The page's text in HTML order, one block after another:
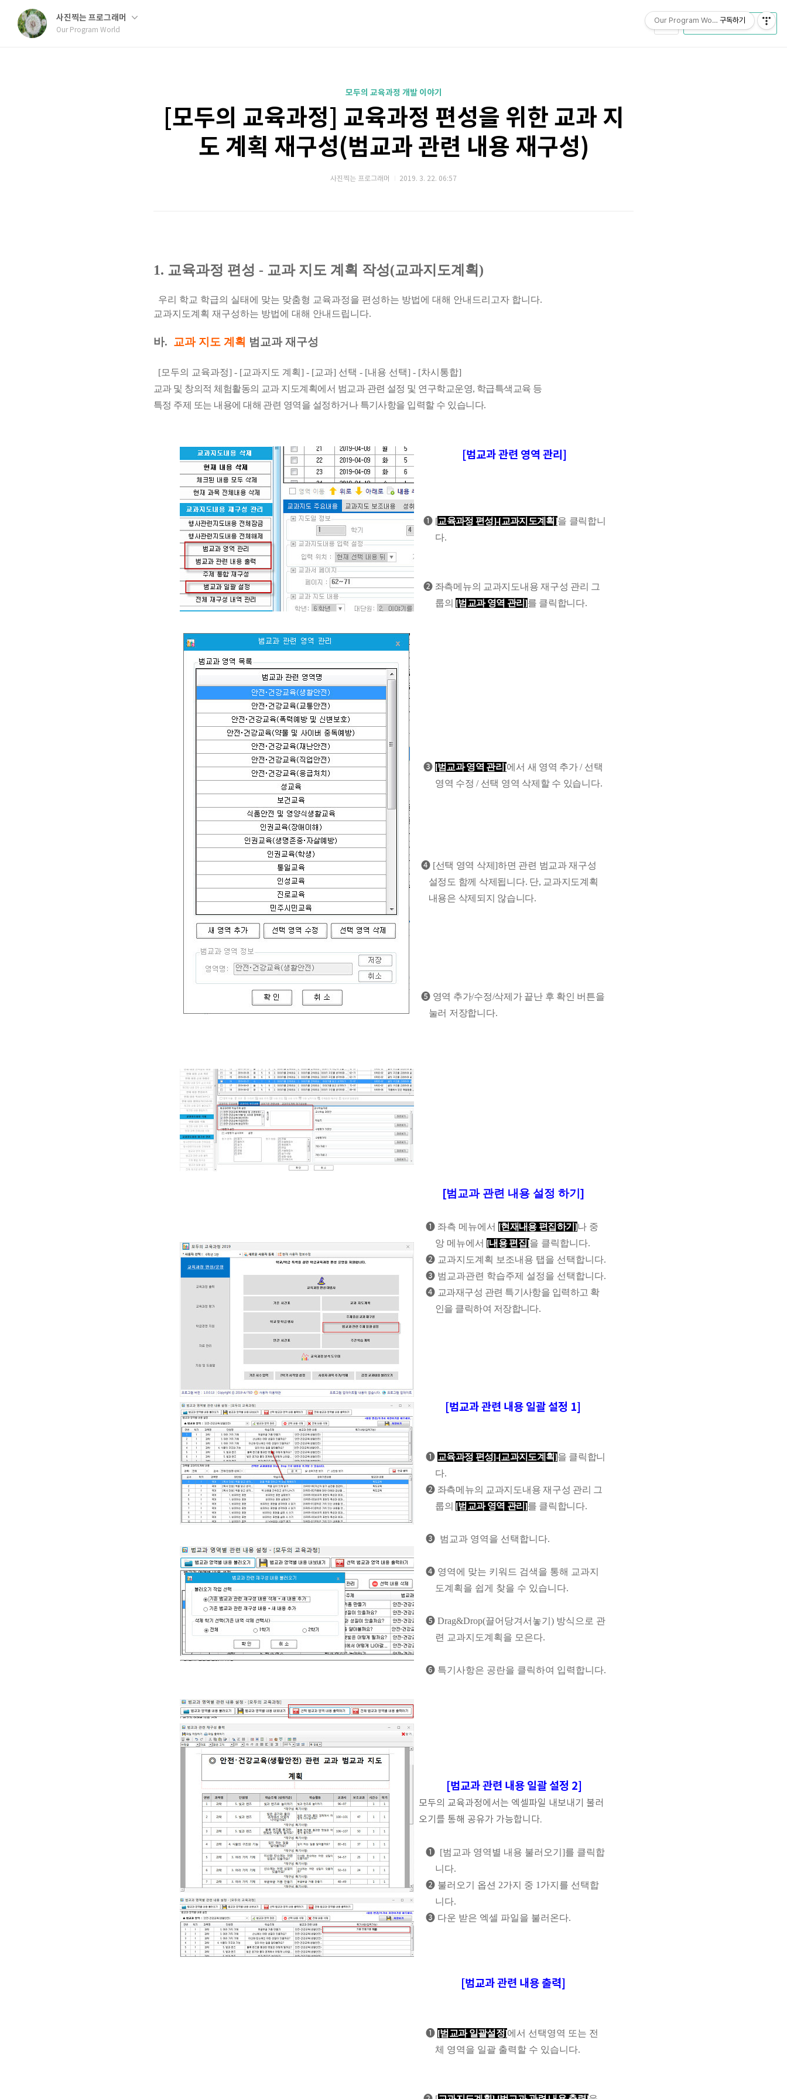
사진찍는 프로그래머
Our Program World
CATEGORY
모두의 교육과정 개발 이야기
[모두의 교육과정] 교육과정 편성을 위한 교과 지
도 계획 재구성(범교과 관련 내용 재구성)
사진찍는 프로그래머 2019. 3. 22. 06:57
1. 교육과정 편성 - 교과 지도 계획 작성(교과지도계획)
우리 학교 학급의 실태에 맞는 맞춤형 교육과정을 편성하는 방법에 대해 안내드리고자 합니다.
교과지도계획 재구성하는 방법에 대해 안내드립니다.
바. 교과 지도 계획 범교과 재구성
[모두의 교육과정] - [교과지도 계획] - [교과] 선택 - [내용 선택] - [차시통합]
교과 및 창의적 체험활동의 교과 지도계획에서 범교과 관련 설정 및 연구학교운영, 학급특색교육 등
특정 주제 또는 내용에 대해 관련 영역을 설정하거나 특기사항을 입력할 수 있습니다.
[범교과 관련 영역 관리]
❶ [교육과정 편성]-[교과지도계획]을 클릭합니
다.
❷ 좌측메뉴의 교과지도내용 재구성 관리 그
룹의 [범교과 영역 관리]를 클릭합니다.
❸ [범교과 영역 관리]에서 새 영역 추가/ 선택
영역 수정/ 선택 영역 삭제할 수 있습니다.
❹ [선택 영역 삭제]하면 관련 범교과 재구성
설정도 함께 삭제됩니다. 단, 교과지도계획
내용은 삭제되지 않습니다.
❺ 영역 추가/수정/삭제가 끝난 후 확인 버튼을
눌러 저장합니다.
[범교과 관련 내용 설정 하기]
❶ 좌측 메뉴에서 [현재내용 편집하기]나 중
앙 메뉴에서 [내용 편집]을 클릭합니다.
❷ 교과지도계획 보조내용 탭을 선택합니다.
❸ 범교과관련 학습주제 설정을 선택합니다.
❹ 교과재구성 관련 특기사항을 입력하고 확
인을 클릭하여 저장합니다.
[범교과 관련 내용 일괄 설정 1]
❶ 교육과정 편성]-[교과지도계획]을 클릭합니
다.
❷ 좌측메뉴의 교과지도내용 재구성 관리 그
룹의 [범교과 영역 관리]를 클릭합니다.
❸ 범교과 영역을 선택합니다.
❹ 영역에 맞는 키워드 검색을 통해 교과지
도계획을 쉽게 찾을 수 있습니다.
❺ Drag&Drop(끌어당겨서놓기 ) 방식으로 관
련 교과지도계획을 모은다.
❻ 특기사항은 공란을 클릭하여 입력합니다.
[범교과 관련 내용 일괄 설정 2]
모두의 교육과정에서는 엑셀파일 내보내기 불러
오기를 통해 공유가 가능합니다.
❶ [범교과 영역별 내용 불러오기 ]를 클릭합
니다.
❷ 불러오기 옵션 2가지 중 1 가지를 선택합
니다.
❸ 다운 받은 엑셀 파일을 불러온다.
[범교과 관련 내용 출력]
❶ [범교과 일괄설정]에서 선택영역 또는 전
체 영역을 일괄 출력할 수 있습니다.
Our Program World구독하기